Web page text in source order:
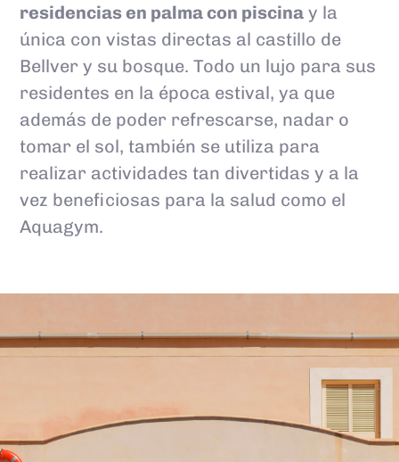
residencias en palma con piscina y la
única con vistas directas al castillo de
Bellver y su bosque. Todo un lujo para sus
residentes en la época estival, ya que
además de poder refrescarse, nadar o
tomar el sol, también se utiliza para
realizar actividades tan divertidas y a la
vez beneficiosas para la salud como el
Aquagym.